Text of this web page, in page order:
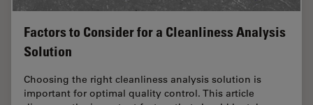
Factors to Consider for a Cleanliness Analysis
Solution
Choosing the right cleanliness analysis solution is
important for optimal quality control. This article